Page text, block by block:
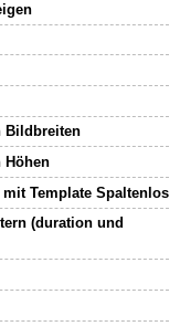
Bildbreiten
Höhen
Template Spaltenlos
(duration und